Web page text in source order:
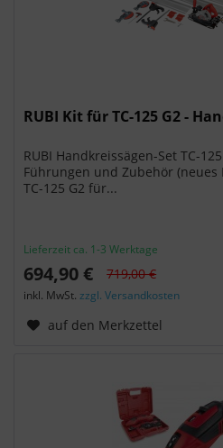
RUBI Kit für TC-125 G2 -
RUBI Handkreissägen-Set TC-
Führungen und Zubehör (neues
TC-125 G2 für...
Lieferzeit ca. 1-3 Werktage
694,90 € 719,00 €
inkl. MwSt.zzgl. Versandkosten
auf den Merkzettel